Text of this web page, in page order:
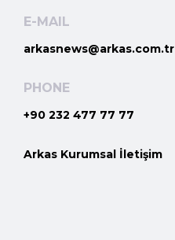
E-MAIL
arkasnews@arkas.com.tr
PHONE
+90 232 477 77 77
Arkas Kurumsal İletişim